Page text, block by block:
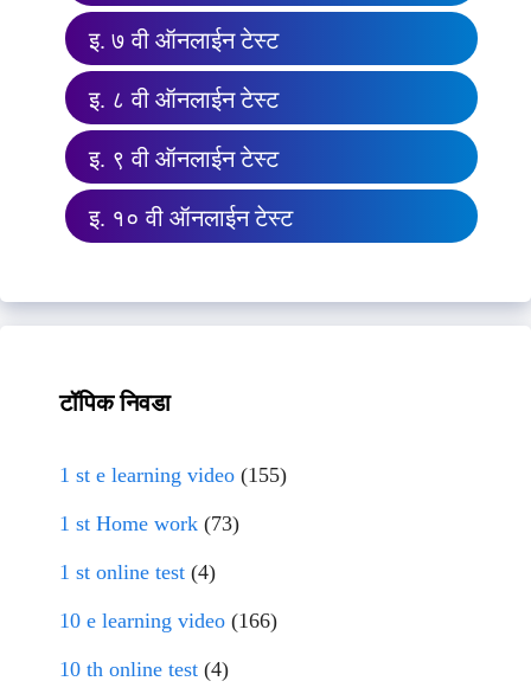
इ. ७ वी ऑनलाईन टेस्ट
इ. ८ वी ऑनलाईन टेस्ट
इ. ९ वी ऑनलाईन टेस्ट
इ. १० वी ऑनलाईन टेस्ट
टॉपिक निवडा
1 st e learning video (155)
1 st Home work (73)
1 st online test (4)
10 e learning video (166)
10 th online test (4)